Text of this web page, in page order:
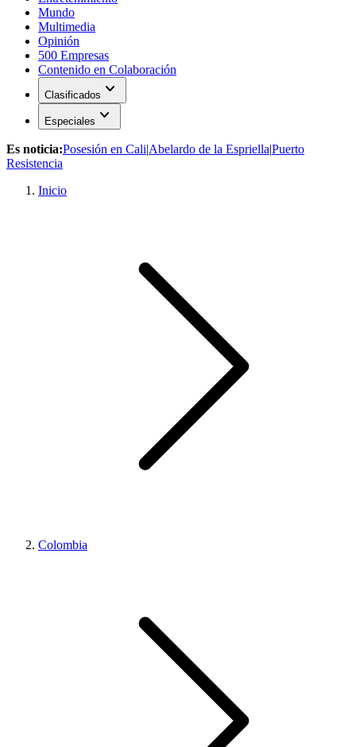
Mundo
Multimedia
Opinión
500 Empresas
Contenido en Colaboración
Clasificados expand_more
Especiales expand_more
Es noticia:Posesión en Cali|Abelardo de la Espriella|Puerto
Resistencia
Inicio
Colombia